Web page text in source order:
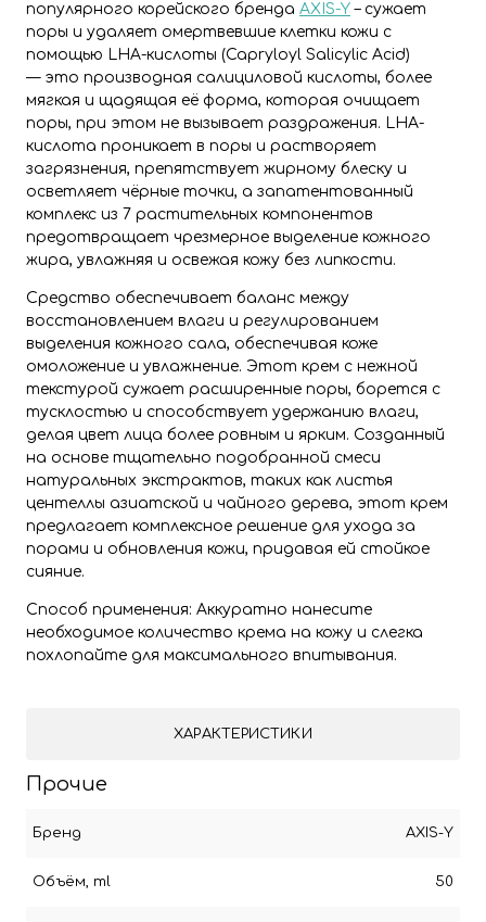
популярного корейского бренда AXIS-Y – сужает
поры и удаляет омертвевшие клетки кожи с
помощью LHA-кислоты (Capryloyl Salicylic Acid)
— это производная салициловой кислоты, более
мягкая и щадящая её форма, которая очищает
поры, при этом не вызывает раздражения. LHA-
кислота проникает в поры и растворяет
загрязнения, препятствует жирному блеску и
осветляет чёрные точки, а запатентованный
комплекс из 7 растительных компонентов
предотвращает чрезмерное выделение кожного
жира, увлажняя и освежая кожу без липкости.
Средство обеспечивает баланс между
восстановлением влаги и регулированием
выделения кожного сала, обеспечивая коже
омоложение и увлажнение. Этот крем с нежной
текстурой сужает расширенные поры, борется с
тусклостью и способствует удержанию влаги,
делая цвет лица более ровным и ярким. Созданный
на основе тщательно подобранной смеси
натуральных экстрактов, таких как листья
центеллы азиатской и чайного дерева, этот крем
предлагает комплексное решение для ухода за
порами и обновления кожи, придавая ей стойкое
сияние.
Способ применения: Аккуратно нанесите
необходимое количество крема на кожу и слегка
похлопайте для максимального впитывания.
ХАРАКТЕРИСТИКИ
Прочие
Бренд AXIS-Y
Объём, ml 50